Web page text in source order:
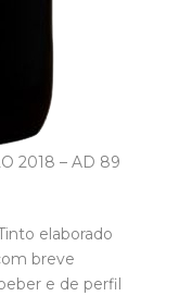
2018 – AD 89
elaborado
breve
e de perfil